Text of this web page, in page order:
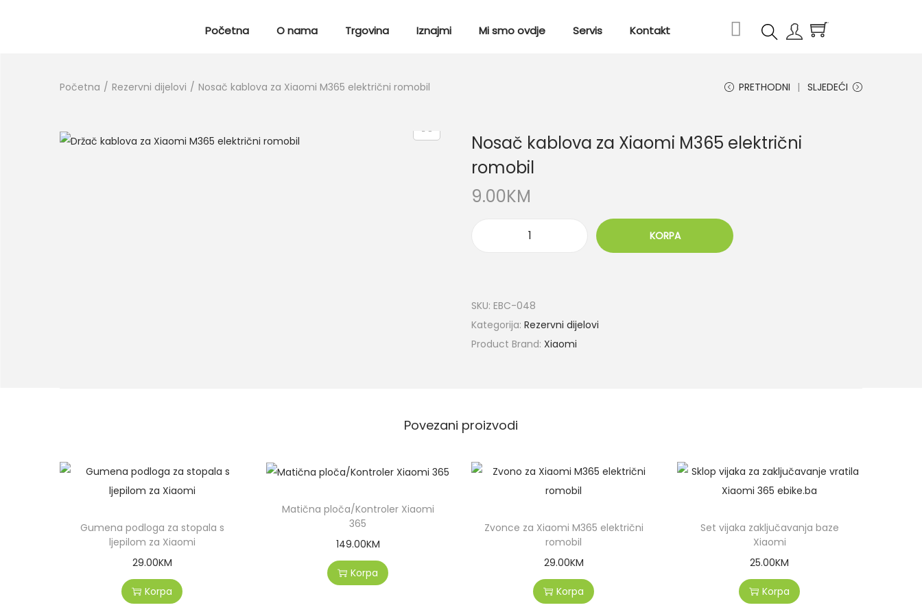
Početna O nama Trgovina Iznajmi Mi smo ovdje Servis Kontakt
0
Početna / Rezervni dijelovi / Nosač kablova za Xiaomi M365 električni romobil PRETHODNI SLJEDEĆI
Nosač kablova za Xiaomi M365 električni
romobil
9.00KM
KORPA
SKU: EBC-048
Kategorija: Rezervni dijelovi
Product Brand: Xiaomi
Povezani proizvodi
Gumena podloga za stopala s
ljepilom za Xiaomi
29.00KM
Korpa
Matična ploča/Kontroler Xiaomi
365
149.00KM
Korpa
Zvonce za Xiaomi M365 električni
romobil
29.00KM
Korpa
Set vijaka zaključavanja baze
Xiaomi
25.00KM
Korpa